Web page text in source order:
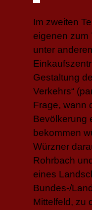
Im zweiten
eigenen zum
unter
Gestaltung
Verkehrs“
Frage, wann
Bevölkerung
bekommen
Würzner
Rohrbach
eines
Bundes-/
Mittelfeld, zu